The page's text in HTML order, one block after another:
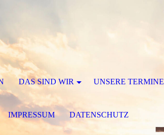
DAS SIND WIR UNSERE TERMINE
IMPRESSUM DATENSCHUTZ